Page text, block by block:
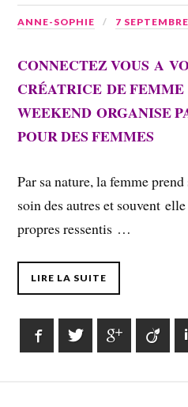
ANNE-SOPHIE 7
CONNECTEZ VOUS A
CRÉATRICE DE
WEEKEND ORGANISE
POUR DES FEMMES
Par sa nature, la femme
soin des autres et souvent
propres ressentis …
LIRE LA SUITE
FacebookTwitter Google+